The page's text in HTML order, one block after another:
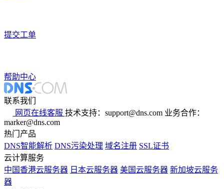
提交工单
帮助中心
联系我们
网页在线客服 技术支持：support@dns.com 业务合作：
marker@dns.com
热门产品
DNS智能解析 DNS污染处理 域名注册 SSL证书
云计算服务
中国香港云服务器 日本云服务器 美国云服务器 新加坡云服务
器